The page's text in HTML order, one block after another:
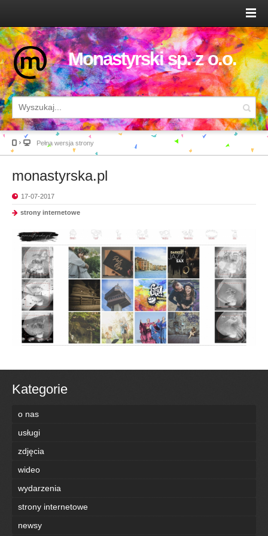
Monastyrski sp. z o.o.
Pełna wersja strony
monastyrska.pl
17-07-2017
strony internetowe
Kategorie
o nas
usługi
zdjęcia
wideo
wydarzenia
strony internetowe
newsy